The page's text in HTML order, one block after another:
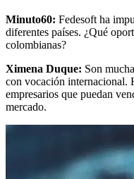
Minuto60: Fedesoft ha
diferentes países. ¿Qué
colombianas?
Ximena Duque: Son
con vocación internacional.
empresarios que puedan
mercado.